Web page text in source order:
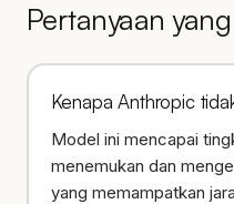
Pertanyaan
Kenapa Anthropic
Model ini mencapai
menemukan dan
yang memampatkan